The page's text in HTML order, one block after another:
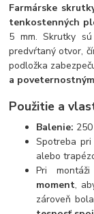
Farmárske
tenkostenných
5 mm. Skrutky sú
predvŕtaný otvor,
podložka
a
Použitie a
Balenie:
Spotreba pri
alebo
Pri
moment,
zároveň